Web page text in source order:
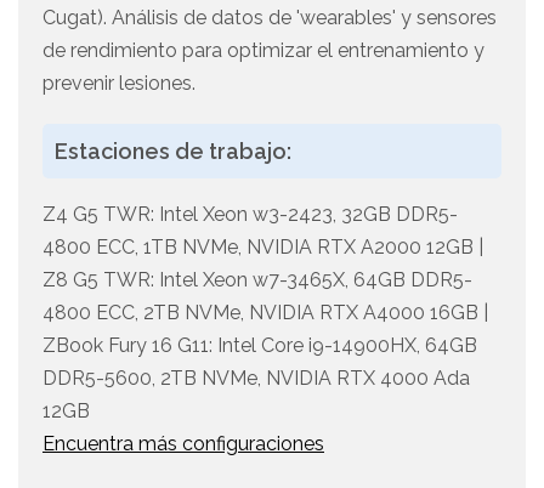
Cugat). Análisis de datos de 'wearables' y sensores
de rendimiento para optimizar el entrenamiento y
prevenir lesiones.
Estaciones de trabajo:
Z4 G5 TWR: Intel Xeon w3-2423, 32GB DDR5-
4800 ECC, 1TB NVMe, NVIDIA RTX A2000 12GB |
Z8 G5 TWR: Intel Xeon w7-3465X, 64GB DDR5-
4800 ECC, 2TB NVMe, NVIDIA RTX A4000 16GB |
ZBook Fury 16 G11: Intel Core i9-14900HX, 64GB
DDR5-5600, 2TB NVMe, NVIDIA RTX 4000 Ada
12GB
Encuentra más configuraciones